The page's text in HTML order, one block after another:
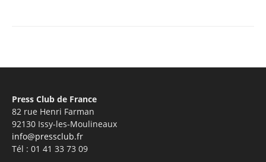
Press Club de France
82 rue Henri Farman
92130 Issy-les-Moulineaux
info@pressclub.fr
Tél : 01 41 33 73 09